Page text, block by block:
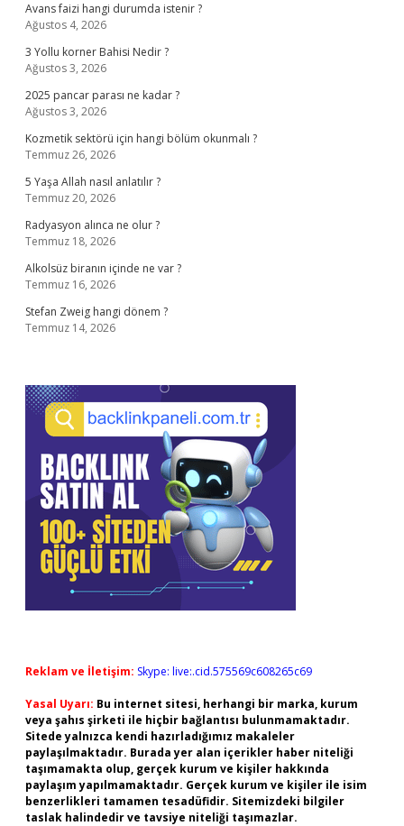
Avans faizi hangi durumda istenir ?
Ağustos 4, 2026
3 Yollu korner Bahisi Nedir ?
Ağustos 3, 2026
2025 pancar parası ne kadar ?
Ağustos 3, 2026
Kozmetik sektörü için hangi bölüm okunmalı ?
Temmuz 26, 2026
5 Yaşa Allah nasıl anlatılır ?
Temmuz 20, 2026
Radyasyon alınca ne olur ?
Temmuz 18, 2026
Alkolsüz biranın içinde ne var ?
Temmuz 16, 2026
Stefan Zweig hangi dönem ?
Temmuz 14, 2026
Reklam ve İletişim: Skype: live:.cid.575569c608265c69
Yasal Uyarı: Bu internet sitesi, herhangi bir marka, kurum
veya şahıs şirketi ile hiçbir bağlantısı bulunmamaktadır.
Sitede yalnızca kendi hazırladığımız makaleler
paylaşılmaktadır. Burada yer alan içerikler haber niteliği
taşımamakta olup, gerçek kurum ve kişiler hakkında
paylaşım yapılmamaktadır. Gerçek kurum ve kişiler ile isim
benzerlikleri tamamen tesadüfidir. Sitemizdeki bilgiler
taslak halindedir ve tavsiye niteliği taşımazlar.